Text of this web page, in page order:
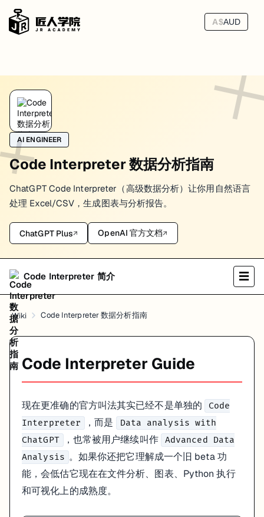
A$AUD
AI ENGINEER
Code Interpreter 数据分析指南
ChatGPT Code Interpreter（高级数据分析）让你用自然语言
处理 Excel/CSV，生成图表与分析报告。
ChatGPT Plus↗ OpenAI 官方文档↗
Code Interpreter 简介 ☰
Wiki Code Interpreter 数据分析指南
Code Interpreter Guide
现在更准确的官方叫法其实已经不是单独的
Code
Interpreter
，而是
Data analysis with
ChatGPT
，也常被用户继续叫作
Advanced Data
Analysis 。如果你还把它理解成一个旧 beta 功
能，会低估它现在在文件分析、图表、Python 执行
和可视化上的成熟度。